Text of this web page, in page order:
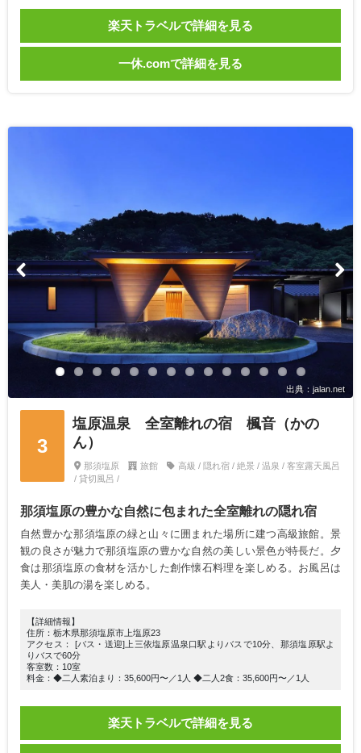
楽天トラベルで詳細を見る
一休.comで詳細を見る
出典：jalan.net
3
塩原温泉 全室離れの宿 楓音（かの
ん）
那須塩原 旅館
高級 / 隠れ宿 / 絶景 / 温泉 / 客室露天風呂
/ 貸切風呂 /
那須塩原の豊かな自然に包まれた全室離れの隠れ宿
自然豊かな那須塩原の緑と山々に囲まれた場所に建つ高級旅館。景
観の良さが魅力で那須塩原の豊かな自然の美しい景色が特長だ。夕
食は那須塩原の食材を活かした創作懐石料理を楽しめる。お風呂は
美人・美肌の湯を楽しめる。
【詳細情報】
住所：栃木県那須塩原市上塩原23
アクセス： [バス・送迎]上三依塩原温泉口駅よりバスで10分、那須塩原駅よ
りバスで60分
客室数：10室
料金：◆二人素泊まり：35,600円〜／1人 ◆二人2食：35,600円〜／1人
楽天トラベルで詳細を見る